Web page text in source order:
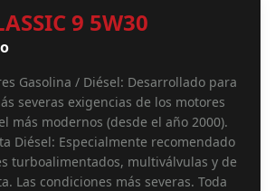
9 5W30
Gasolina / Diésel: Desarrollado para
severas exigencias de los motores
más modernos (desde el año 2000).
Diésel: Especialmente recomendado
turboalimentados, multiválvulas y de
Las condiciones más severas. Toda